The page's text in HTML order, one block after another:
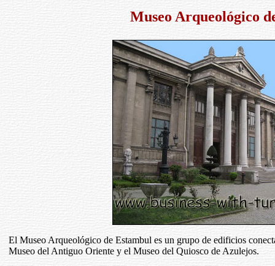
Museo Arqueológico
El Museo Arqueológico de Estambul es un grupo de edificios
Museo del Antiguo Oriente y el Museo del Quiosco de Azulejos.